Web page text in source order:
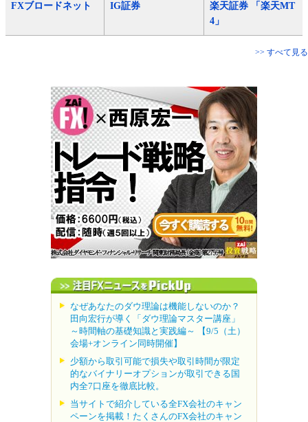
FXブロードネット IG証券
楽天証券 「楽天MT
4」
>> すべて見る
なぜあなたのダウ理論は機能しないのか？
田向宏行が導く「ダウ理論マスター講座」
～時間軸の基礎知識と実践編～ 【9/5（土）
会場+オンライン同時開催】
少額から取引可能で損失や取引時間が限定
的なバイナリーオプションが取引できる国
内全7口座を徹底比較。
当サイトで紹介している全FX会社のキャン
ペーンを掲載！たくさんのFX会社のキャン